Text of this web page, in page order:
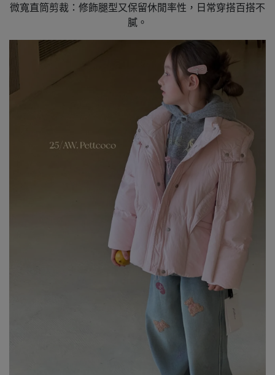
微寬直筒剪裁：修飾腿型又保留休閒率性，日常穿搭百搭不
膩。